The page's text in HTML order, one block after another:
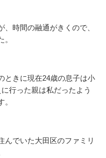
時間の融通がきくので、
ときに現在24歳の息子は小
行った親は私だったよう
んでいた大田区のファミリ